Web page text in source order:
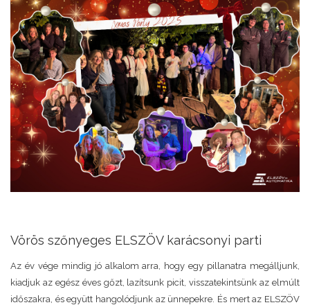
Vörös szőnyeges ELSZÖV karácsonyi parti
Az év vége mindig jó alkalom arra, hogy egy pillanatra megálljunk,
kiadjuk az egész éves gőzt, lazítsunk picit, visszatekintsünk az elmúlt
időszakra, és együtt hangolódjunk az ünnepekre. És mert az ELSZÖV